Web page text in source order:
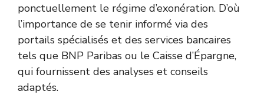
ponctuellement le régime d’exonération. D’où
l’importance de se tenir informé via des
portails spécialisés et des services bancaires
tels que BNP Paribas ou le Caisse d’Épargne,
qui fournissent des analyses et conseils
adaptés.